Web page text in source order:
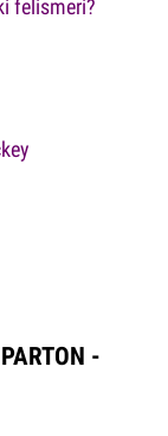
felismeri?
-